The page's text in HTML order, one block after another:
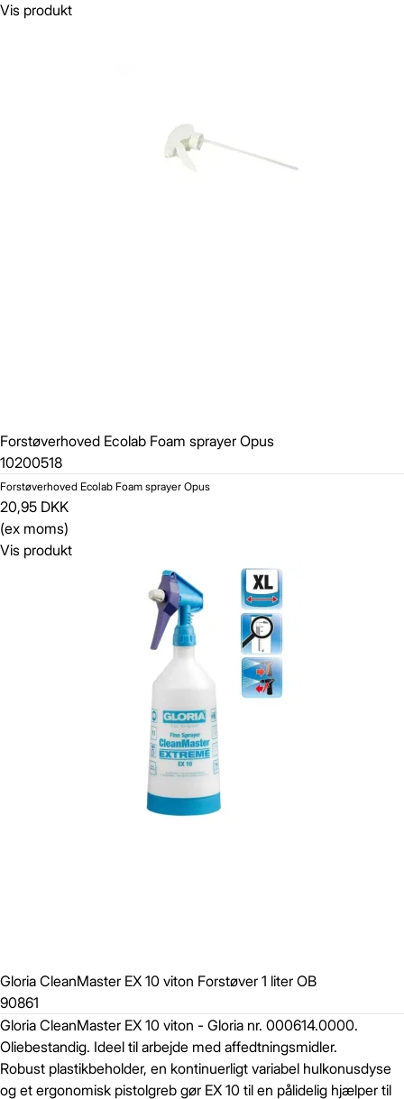
Vis produkt
Forstøverhoved Ecolab Foam sprayer Opus
10200518
Forstøverhoved Ecolab Foam sprayer Opus
20,95 DKK
(ex moms)
Vis produkt
Gloria CleanMaster EX 10 viton Forstøver 1 liter OB
90861
Gloria CleanMaster EX 10 viton - Gloria nr. 000614.0000.
Oliebestandig. Ideel til arbejde med affedtningsmidler.
Robust plastikbeholder, en kontinuerligt variabel hulkonusdyse
og et ergonomisk pistolgreb gør EX 10 til en pålidelig hjælper til